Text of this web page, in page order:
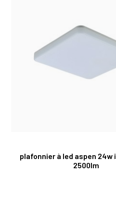
plafonnier à led aspen 24w
2500lm